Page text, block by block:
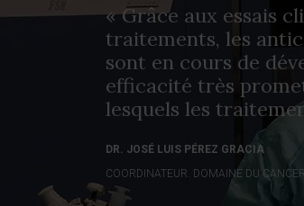
« Grâce aux essais
traitements, les
sont en cours de
efficacité très
lesquels les
DR. JOSÉ LUIS PÉREZ GRACIA
COORDINATEUR. DOMAINE DU